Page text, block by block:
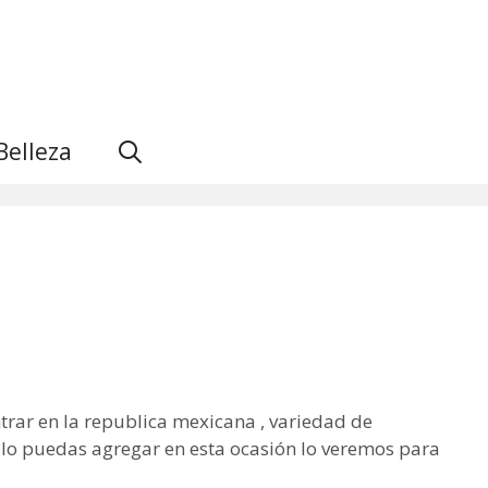
en la republica mexicana , variedad de
puedas agregar en esta ocasión lo veremos para